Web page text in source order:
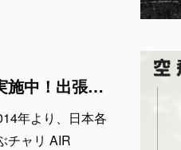
AIR TRICK SHOW のショーを各地で実施中！出張依頼受付中！
年より、日本各
チャリ AIR